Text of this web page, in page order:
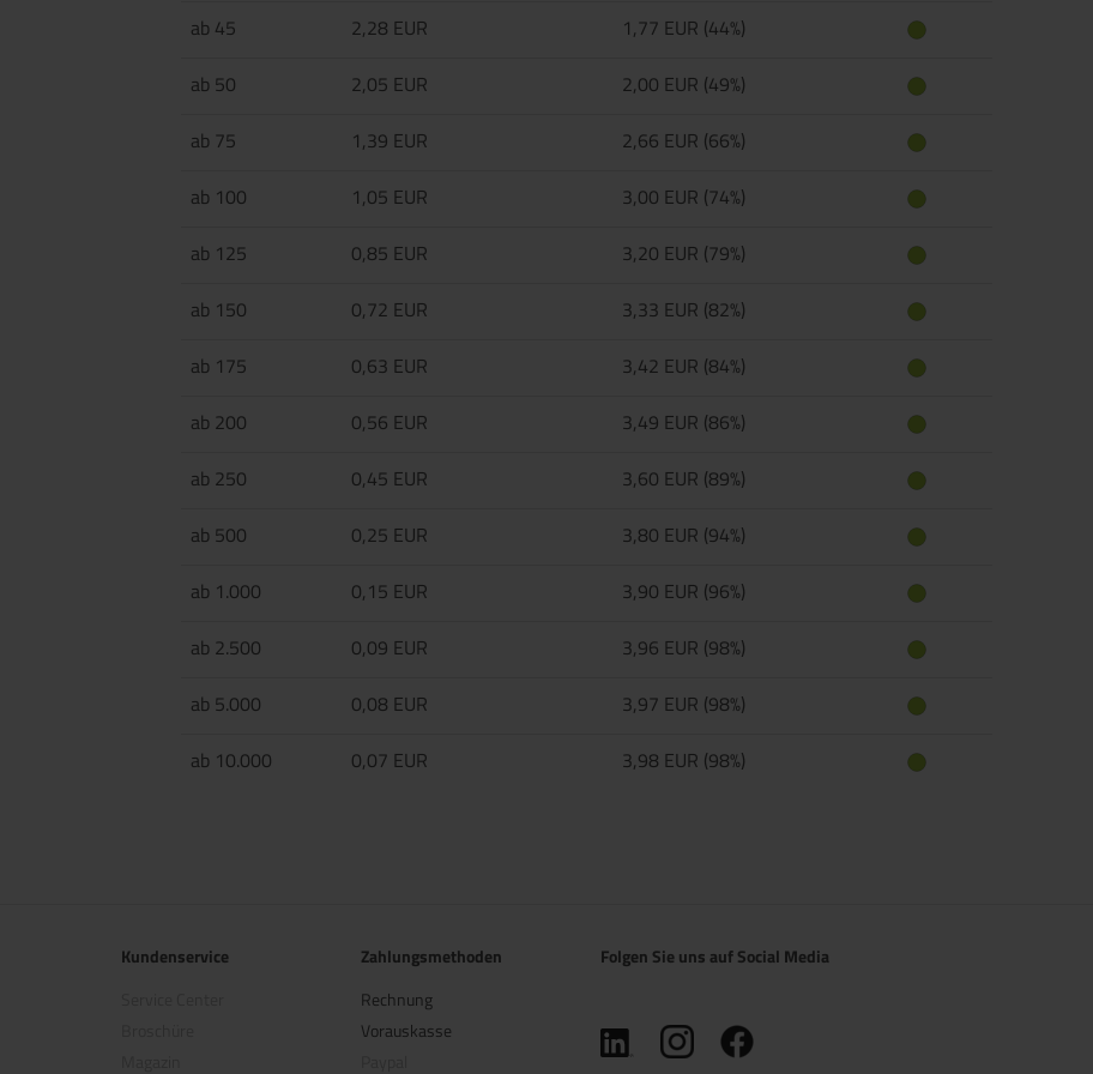
ab 45
2,28 EUR
1,77 EUR (44%)
ab 50
2,05 EUR
2,00 EUR (49%)
ab 75
1,39 EUR
2,66 EUR (66%)
ab 100
1,05 EUR
3,00 EUR (74%)
ab 125
0,85 EUR
3,20 EUR (79%)
ab 150
0,72 EUR
3,33 EUR (82%)
ab 175
0,63 EUR
3,42 EUR (84%)
ab 200
0,56 EUR
3,49 EUR (86%)
ab 250
0,45 EUR
3,60 EUR (89%)
ab 500
0,25 EUR
3,80 EUR (94%)
ab 1.000
0,15 EUR
3,90 EUR (96%)
ab 2.500
0,09 EUR
3,96 EUR (98%)
ab 5.000
0,08 EUR
3,97 EUR (98%)
ab 10.000
0,07 EUR 3,98 EUR (98%)
Kundenservice
Zahlungsmethoden
Rechnung
Vorauskasse
Folgen Sie uns auf Social Media
(öffnet in neuem Tab)
(öffnet in neuem Tab)
(öffnet in neuem Tab)